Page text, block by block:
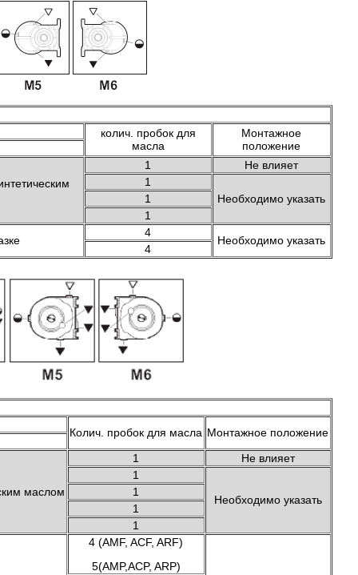
колич. пробок для
масла
Монтажное
положение
1
Не влияет
1
Необходимо указать
1
1
4
Необходимо указать
4
Колич. пробок для масла Монтажное положение
маслом
1
Не влияет
1
Необходимо указать
1
1
1
4 (AMF, ACF, ARF)
5(AMP,ACP, ARP)